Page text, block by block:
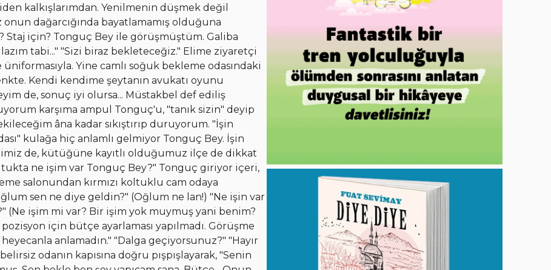
kalkışlarımdan. Yenilmenin düşmek değil
dağarcığında bayatlamamış olduğuna
için? Tonguç Bey ile görüşmüştüm. Galiba
tabi..." "Sizi biraz bekleteceğiz." Elime ziyaretçi
Yine camlı soğuk bekleme odasındaki
Kendi kendime şeytanın avukatı oyunu
de, sonuç iyi olursa... Müstakbel def ediliş
karşıma ampul Tonguç'u, "tanık sizin" deyip
âna kadar sıkıştırıp duruyorum. "İşin
kulağa hiç anlamlı gelmiyor Tonguç Bey. İşin
de, kütüğüne kayıtlı olduğumuz ilçe de dikkat
ne işim var Tonguç Bey?" Tonguç giriyor içeri,
salonundan kırmızı koltuklu cam odaya
sen ne diye geldin?" (Oğlum ne lan!) "Ne işin var
(Ne işim mi var? Bir işim yok muymuş yani benim?
için bütçe ayarlaması yapılmadı. Görüşme
anlamadın." "Dalga geçiyorsunuz?" "Hayır
odanın kapısına doğru pışpışlayarak, "Senin